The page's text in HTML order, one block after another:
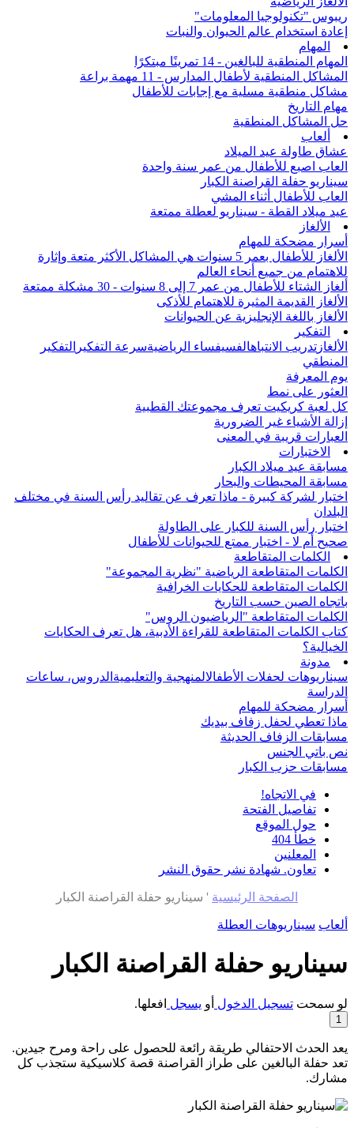
ريبوس "تكنولوجيا المعلومات"
إعادة استخدام عالم الحيوان والنبات
المهام
المهام المنطقية للبالغين - 14 تمرينًا مبتكرًا
المشاكل المنطقية لأطفال المدارس - 11 مهمة براعة
مشاكل منطقية مسلية مع إجابات للأطفال
مهام التاريخ
حل المشاكل المنطقية
ألعاب
عشاق طاولة عيد الميلاد
العاب اصبع للأطفال من عمر سنة واحدة
سيناريو حفلة القراصنة الكبار
العاب للأطفال أثناء المشي
عيد ميلاد القطة - سيناريو لعطلة ممتعة
الألغاز
أسرار مضحكة للمهام
الألغاز للأطفال بعمر 5 سنوات هي المشاكل الأكثر متعة وإثارة
للاهتمام من جميع أنحاء العالم
ألغاز الشتاء للأطفال من عمر 7 إلى 8 سنوات - 30 مشكلة ممتعة
الألغاز القديمة المثيرة للاهتمام للأذكى
الألغاز باللغة الإنجليزية عن الحيوانات
التفكير
الألغاز تدريب الانتباهالفسيفساء الرياضيةسرعة التفكير التفكير
المنطقي
يوم المعرفة
العثور على نمط
كل لعبة كريكيت تعرف مجموعتك القطبية
إزالة الأشياء غير الضرورية
العبارات قريبة في المعنى
الاختبارات
مسابقة عيد ميلاد الكبار
مسابقة المحيطات والبحار
اختبار لشركة كبيرة - ماذا تعرف عن تقاليد رأس السنة في مختلف
البلدان
اختبار رأس السنة للكبار على الطاولة
صحيح أم لا - اختبار ممتع للحيوانات للأطفال
الكلمات المتقاطعة
الكلمات المتقاطعة الرياضية "نظرية المجموعة"
الكلمات المتقاطعة للحكايات الخرافية
باتجاه الصين حسب التاريخ
الكلمات المتقاطعة "الرياضيون الروس"
كتاب الكلمات المتقاطعة للقراءة الأدبية، هل تعرف الحكايات
الخيالية؟
مدونة
سيناريوهات لحفلات الأطفالالمنهجية والتعليمية الدروس، ساعات
الدراسة
أسرار مضحكة للمهام
ماذا تعطي لحفل زفاف بيديك
مسابقات الزفاف الحديثة
نص باتي الجنس
مسابقات حزب الكبار
في الاتجاه!
تفاصيل الفتحة
حول الموقع
خطأ 404
المعلنين
تعاون. شهادة نشر حقوق النشر
الصفحة الرئيسية ' سيناريو حفلة القراصنة الكبار
ألعاب سيناريوهات العطلة
سيناريو حفلة القراصنة الكبار
لو سمحت تسجيل الدخول أو يسجل افعلها.
1
يعد الحدث الاحتفالي طريقة رائعة للحصول على راحة ومرح جيدين.
تعد حفلة البالغين على طراز القراصنة قصة كلاسيكية ستجذب كل
مشارك.